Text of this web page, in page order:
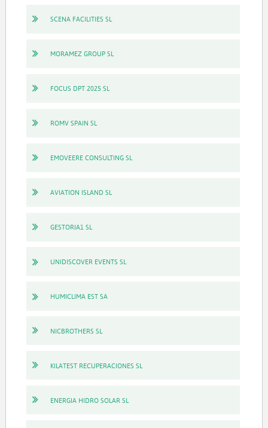
SCENA FACILITIES SL
MORAMEZ GROUP SL
FOCUS DPT 2025 SL
ROMV SPAIN SL
EMOVEERE CONSULTING SL
AVIATION ISLAND SL
GESTORIA1 SL
UNIDISCOVER EVENTS SL
HUMICLIMA EST SA
NICBROTHERS SL
KILATEST RECUPERACIONES SL
ENERGIA HIDRO SOLAR SL